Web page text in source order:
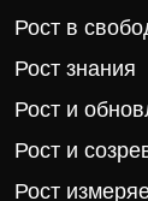
Рост в
Рост знания
Рост и
Рост и
Рост